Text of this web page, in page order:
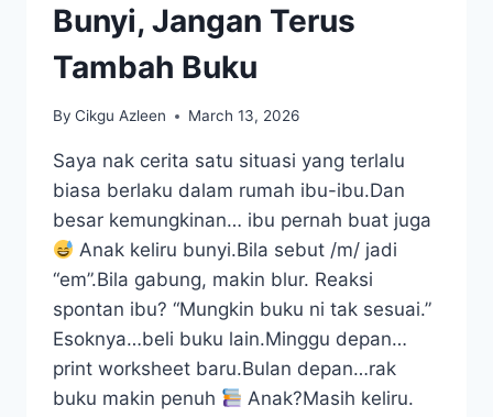
Bunyi, Jangan Terus
Tambah Buku
By Cikgu Azleen March 13, 2026
Saya nak cerita satu situasi yang terlalu
biasa berlaku dalam rumah ibu-ibu.Dan
besar kemungkinan… ibu pernah buat juga
Anak keliru bunyi.Bila sebut /m/ jadi
“em”.Bila gabung, makin blur. Reaksi
spontan ibu? “Mungkin buku ni tak sesuai.”
Esoknya…beli buku lain.Minggu depan…
print worksheet baru.Bulan depan…rak
buku makin penuh
Anak?Masih keliru.